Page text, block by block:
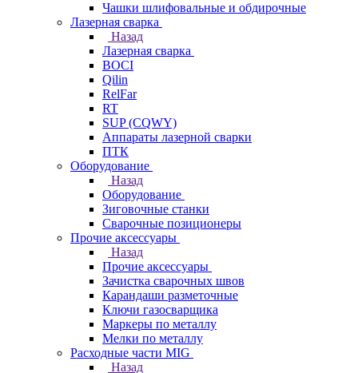
Чашки шлифовальные и обдирочные
Лазерная сварка
Назад
Лазерная сварка
BOCI
Qilin
RelFar
RT
SUP (CQWY)
Аппараты лазерной сварки
ПТК
Оборудование
Назад
Оборудование
Зиговочные станки
Сварочные позиционеры
Прочие аксессуары
Назад
Прочие аксессуары
Зачистка сварочных швов
Карандаши разметочные
Ключи газосварщика
Маркеры по металлу
Мелки по металлу
Расходные части MIG
Назад